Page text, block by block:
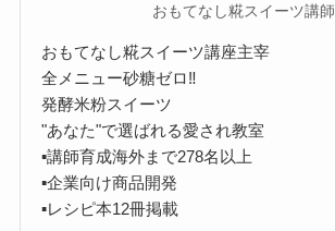
おもてなし糀スイーツ講師
おもてなし糀スイーツ講座主宰
全メニュー砂糖ゼロ‼︎
発酵米粉スイーツ
"あなた"で選ばれる愛され教室
▪︎講師育成海外まで278名以上
▪︎企業向け商品開発
▪︎レシピ本12冊掲載